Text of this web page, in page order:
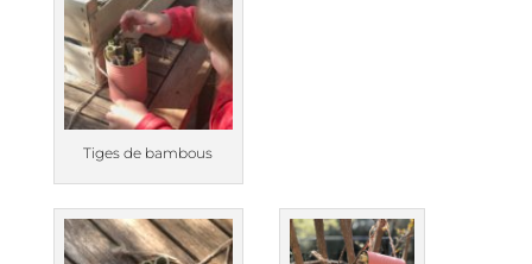
Tiges de bambous